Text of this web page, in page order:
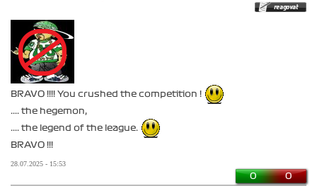
BRAVO !!!! You crushed the competition !
.... the hegemon,
.... the legend of the league.
BRAVO !!!
28.07.2025 - 15:53
0 0